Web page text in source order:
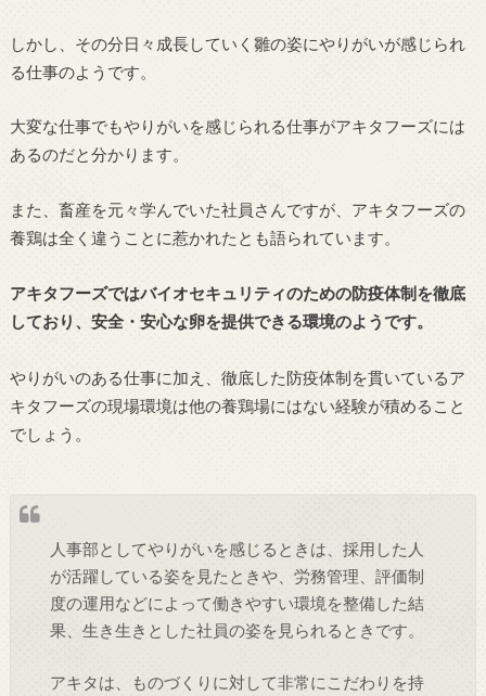
しかし、その分日々成長していく雛の姿にやりがいが感じられ
る仕事のようです。
大変な仕事でもやりがいを感じられる仕事がアキタフーズには
あるのだと分かります。
また、畜産を元々学んでいた社員さんですが、アキタフーズの
養鶏は全く違うことに惹かれたとも語られています。
アキタフーズではバイオセキュリティのための防疫体制を徹底
しており、安全・安心な卵を提供できる環境のようです。
やりがいのある仕事に加え、徹底した防疫体制を貫いているア
キタフーズの現場環境は他の養鶏場にはない経験が積めること
でしょう。
人事部としてやりがいを感じるときは、採用した人
が活躍している姿を見たときや、労務管理、評価制
度の運用などによって働きやすい環境を整備した結
果、生き生きとした社員の姿を見られるときです。
アキタは、ものづくりに対して非常にこだわりを持